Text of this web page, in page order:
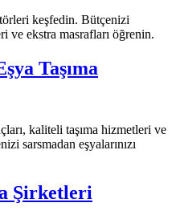
keşfedin. Bütçenizi
ve ekstra masrafları öğrenin.
Taşıma
kaliteli taşıma hizmetleri ve
sarsmadan eşyalarınızı
Şirketleri